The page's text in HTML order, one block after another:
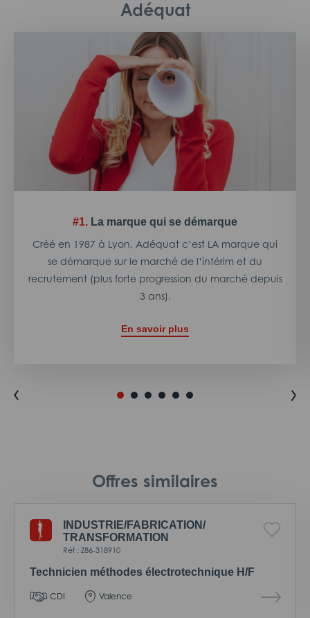
Adéquat
#1. La marque qui se démarque
Créé en 1987 à Lyon, Adéquat c’est LA marque qui
se démarque sur le marché de l’intérim et du
recrutement (plus forte progression du marché depuis
3 ans).
En savoir plus
Offres similaires
INDUSTRIE/FABRICATION/
TRANSFORMATION
Réf : Z86-318910
Technicien méthodes électrotechnique H/F
CDI Valence